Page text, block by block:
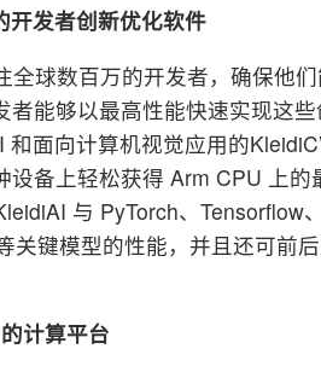
开发者创新优化软件
全球数百万的开发者，确保他
者能够以最高性能快速实现这
面向计算机视觉应用的
设备上轻松获得 Arm CPU 上
与 PyTorch、
关键模型的性能，并且还可前
的计算平台